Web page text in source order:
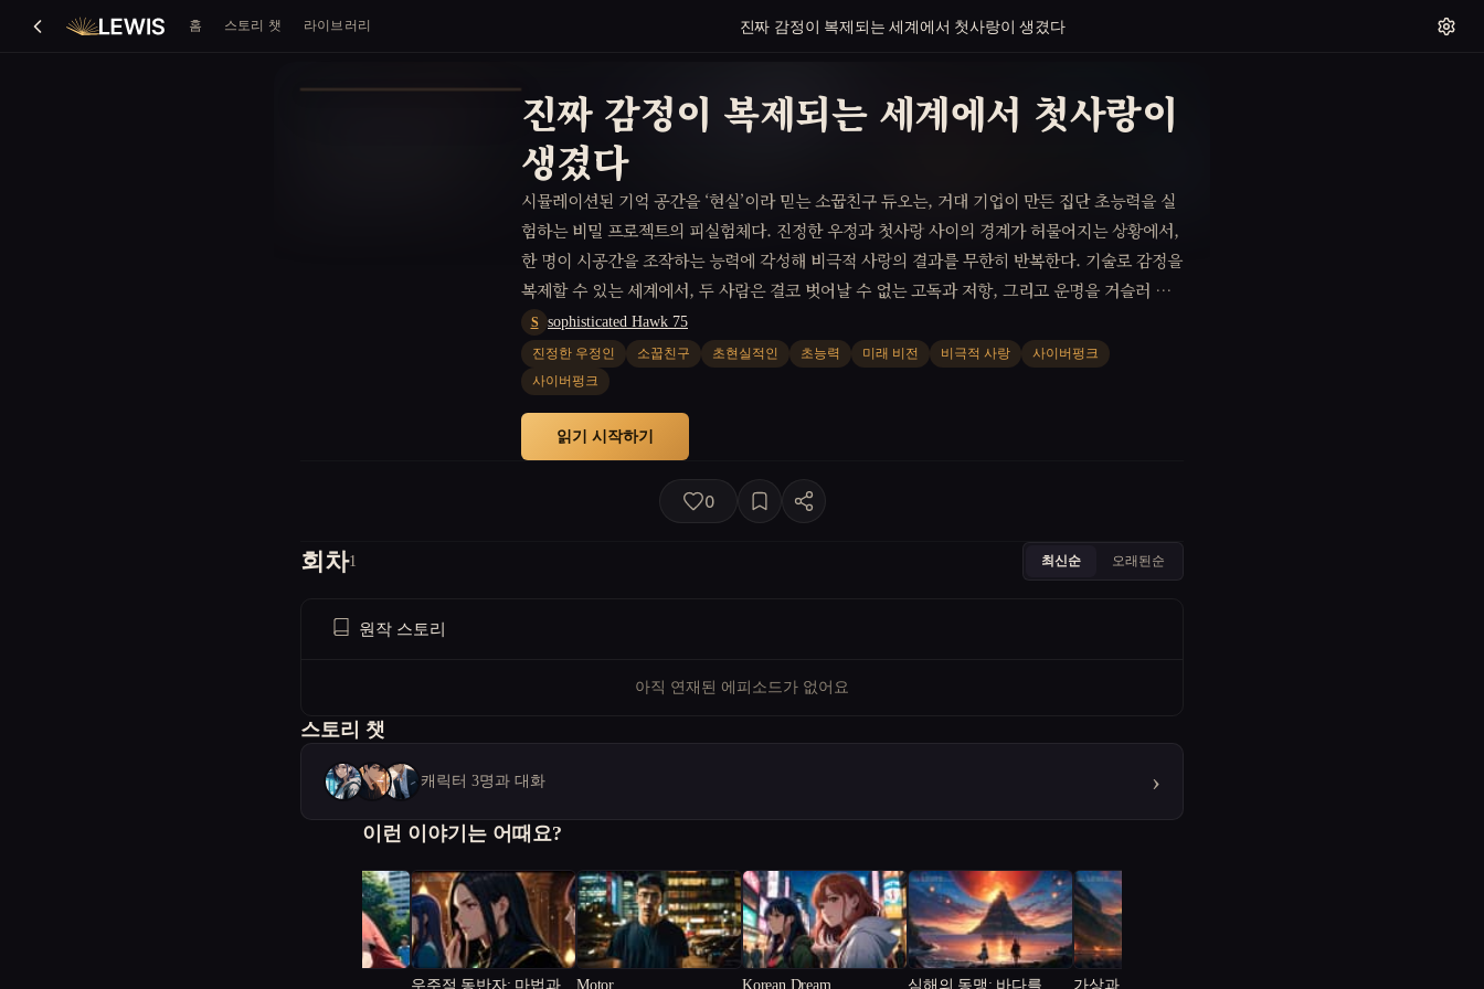
홈 스토리 챗 라이브러리 진짜 감정이 복제되는 세계에서 첫사랑이 생겼다
진짜 감정이 복제되는 세계에서 첫사랑이
생겼다
시뮬레이션된 기억 공간을 ‘현실’이라 믿는 소꿉친구 듀오는, 거대 기업이 만든 집단 초능력을 실
험하는 비밀 프로젝트의 피실험체다. 진정한 우정과 첫사랑 사이의 경계가 허물어지는 상황에서,
한 명이 시공간을 조작하는 능력에 각성해 비극적 사랑의 결과를 무한히 반복한다. 기술로 감정을
복제할 수 있는 세계에서, 두 사람은 결코 벗어날 수 없는 고독과 저항, 그리고 운명을 거슬러 진
짜 미래를 찾으려 한다.
S sophisticated Hawk 75
진정한 우정인 소꿉친구 초현실적인 초능력 미래 비전 비극적 사랑
사이버펑크
사이버펑크
읽기 시작하기
0
회차1 최신순 오래된순
원작 스토리
아직 연재된 에피소드가 없어요
스토리 챗
캐릭터 3명과 대화 ›
이런 이야기는 어때요?
우주적 동반자: 마법과 Motor Korean Dream 심해의 동맹: 바다를 넘 가상과 현실의 경계: 우